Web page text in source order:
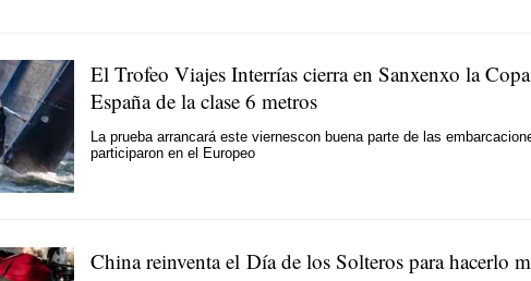
El Trofeo Viajes Interrías cierra en Sanxenxo la
España de la clase 6 metros
La prueba arrancará este viernescon buena parte de las
participaron en el Europeo
China reinventa el Día de los Solteros para hacerlo